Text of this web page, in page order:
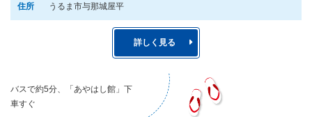
住所 うるま市与那城屋平
詳しく見る
バスで約5分、「あやはし館」下
車すぐ